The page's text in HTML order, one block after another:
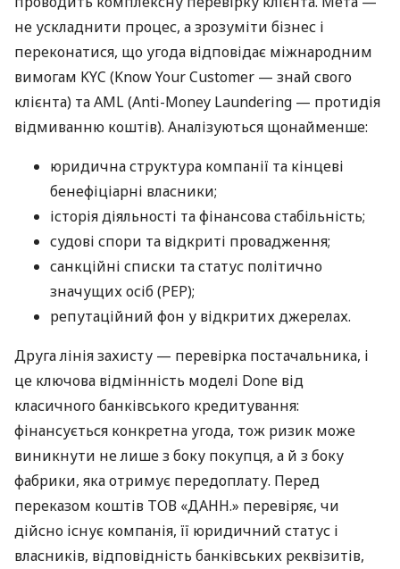
не ускладнити процес, а зрозуміти бізнес і
переконатися, що угода відповідає міжнародним
вимогам KYC (Know Your Customer — знай свого
клієнта) та AML (Anti-Money Laundering — протидія
відмиванню коштів). Аналізуються щонайменше:
юридична структура компанії та кінцеві
бенефіціарні власники;
історія діяльності та фінансова стабільність;
судові спори та відкриті провадження;
санкційні списки та статус політично
значущих осіб (PEP);
репутаційний фон у відкритих джерелах.
Друга лінія захисту — перевірка постачальника, і
це ключова відмінність моделі Done від
класичного банківського кредитування:
фінансується конкретна угода, тож ризик може
виникнути не лише з боку покупця, а й з боку
фабрики, яка отримує передоплату. Перед
переказом коштів ТОВ «ДАНН.» перевіряє, чи
дійсно існує компанія, її юридичний статус і
власників, відповідність банківських реквізитів,